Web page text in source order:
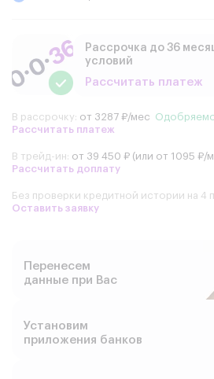
Рассрочка до 36
условий
Рассчитать платеж
В рассрочку: от 3287 ₽/мес
Рассчитать платеж
В трейд-ин: от 39 450 ₽ (или от 1095 ₽/
Рассчитать доплату
Без проверки кредитной истории на 4
Оставить заявку
Перенесем
данные при Вас
Установим
приложения банков